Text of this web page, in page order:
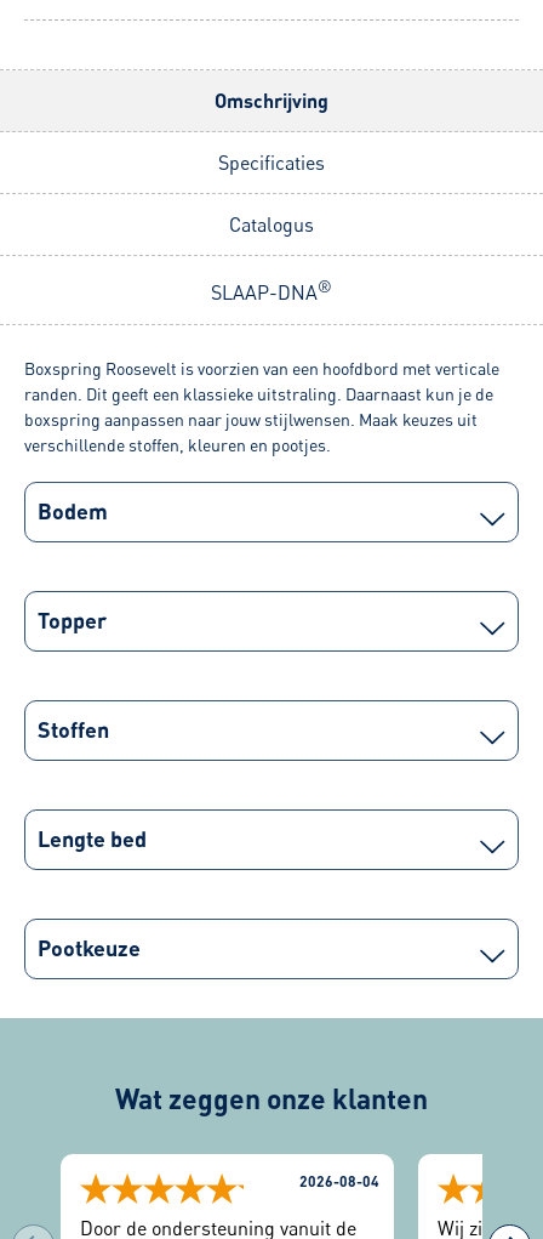
Omschrijving
Specificaties
Catalogus
SLAAP-DNA®
Boxspring Roosevelt is voorzien van een hoofdbord met verticale
randen. Dit geeft een klassieke uitstraling. Daarnaast kun je de
boxspring aanpassen naar jouw stijlwensen. Maak keuzes uit
verschillende stoffen, kleuren en pootjes.
Bodem
Topper
Stoffen
Lengte bed
Pootkeuze
Wat zeggen onze klanten
2026-08-04
Door de ondersteuning vanuit de Wij zijn